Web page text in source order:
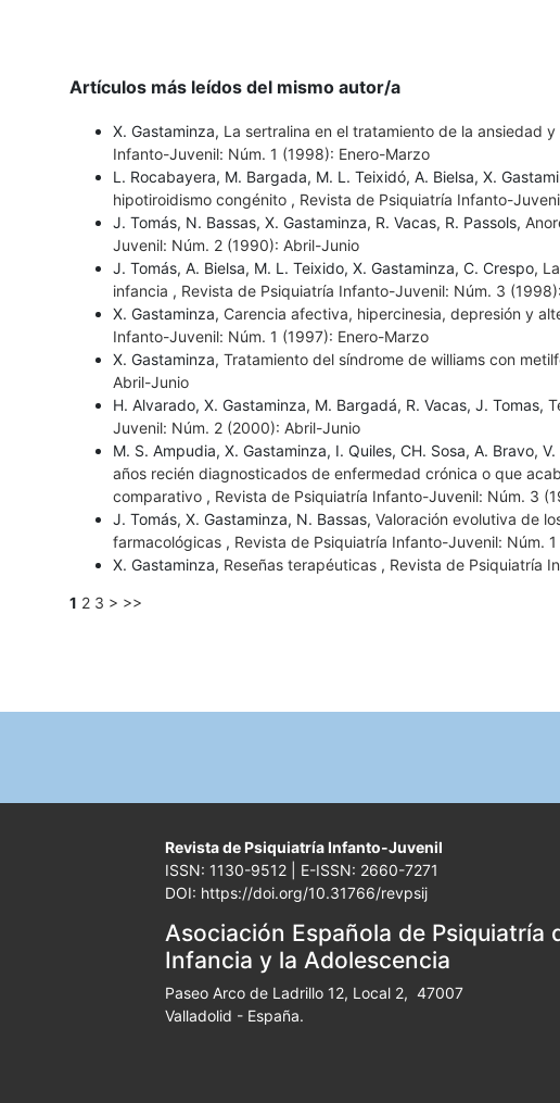
Artículos más leídos del mismo autor/a
X. Gastaminza, La sertralina en el tratamiento de la ansiedad
Infanto-Juvenil: Núm. 1 (1998): Enero-Marzo
L. Rocabayera, M. Bargada, M. L. Teixidó, A. Bielsa, X.
hipotiroidismo congénito , Revista de Psiquiatría Infanto-
J. Tomás, N. Bassas, X. Gastaminza, R. Vacas, R. Passols,
Juvenil: Núm. 2 (1990): Abril-Junio
J. Tomás, A. Bielsa, M. L. Teixido, X. Gastaminza, C. Crespo,
infancia , Revista de Psiquiatría Infanto-Juvenil: Núm. 3
X. Gastaminza, Carencia afectiva, hipercinesia, depresión y
Infanto-Juvenil: Núm. 1 (1997): Enero-Marzo
X. Gastaminza, Tratamiento del síndrome de williams con
Abril-Junio
H. Alvarado, X. Gastaminza, M. Bargadá, R. Vacas, J. Tomas,
Juvenil: Núm. 2 (2000): Abril-Junio
M. S. Ampudia, X. Gastaminza, I. Quiles, CH. Sosa, A. Bravo,
años recién diagnosticados de enfermedad crónica o que
comparativo , Revista de Psiquiatría Infanto-Juvenil: Núm. 3
J. Tomás, X. Gastaminza, N. Bassas, Valoración evolutiva de
farmacológicas , Revista de Psiquiatría Infanto-Juvenil: Núm.
X. Gastaminza, Reseñas terapéuticas , Revista de Psiquiatría
1 2 3 > >>
Revista de Psiquiatría Infanto-Juvenil
ISSN: 1130-9512 | E-ISSN: 2660-7271
DOI: https://doi.org/10.31766/revpsij
Asociación Española de Psiquiatría
Infancia y la Adolescencia
Paseo Arco de Ladrillo 12, Local 2, 47007
Valladolid - España.